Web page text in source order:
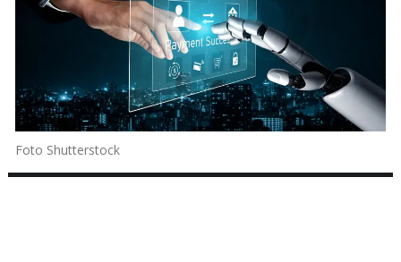
Foto Shutterstock